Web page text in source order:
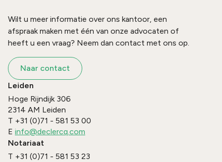
Wilt u meer informatie over ons kantoor, een
afspraak maken met één van onze advocaten of
heeft u een vraag? Neem dan contact met ons op.
Naar contact
Leiden
Hoge Rijndijk 306
2314 AM Leiden
T +31 (0)71 - 581 53 00
E info@declercq.com
Notariaat
T +31 (0)71 - 581 53 23